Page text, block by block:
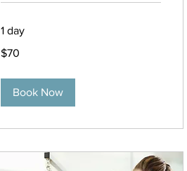
1 day
70
pesos
$70
Book Now